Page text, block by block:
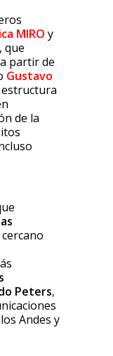
MIRO y
, que
partir de
Gustavo
de la
Peters,
Andes y